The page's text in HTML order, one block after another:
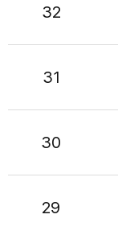
32
31
30
29